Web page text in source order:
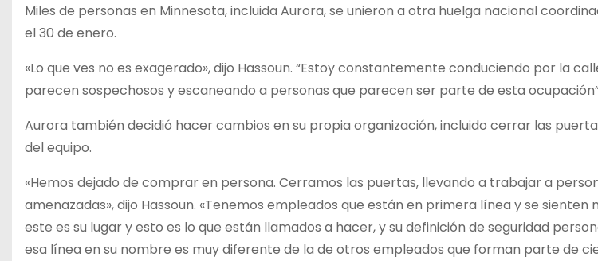
Miles de personas en Minnesota, incluida Aurora, se unieron a otra huelga nacional
el 30 de enero.
«Lo que ves no es exagerado», dijo Hassoun. “Estoy constantemente conduciendo por la
parecen sospechosos y escaneando a personas que parecen ser parte de esta
Aurora también decidió hacer cambios en su propia organización, incluido cerrar las
del equipo.
«Hemos dejado de comprar en persona. Cerramos las puertas, llevando a trabajar a
amenazadas», dijo Hassoun. «Tenemos empleados que están en primera línea y se sienten
este es su lugar y esto es lo que están llamados a hacer, y su definición de seguridad
esa línea en su nombre es muy diferente de la de otros empleados que forman parte de